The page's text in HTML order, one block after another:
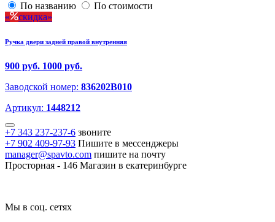
По названию
По стоимости
скидка
Ручка двери задней правой внутренняя
900 руб. 1000 руб.
Заводской номер: 836202B010
Артикул: 1448212
+7 343 237-237-6 звоните
+7 902 409-97-93 Пишите в мессенджеры
manager@spavto.com пишите на почту
Просторная - 146 Магазин в екатеринбурге
Мы в соц. сетях